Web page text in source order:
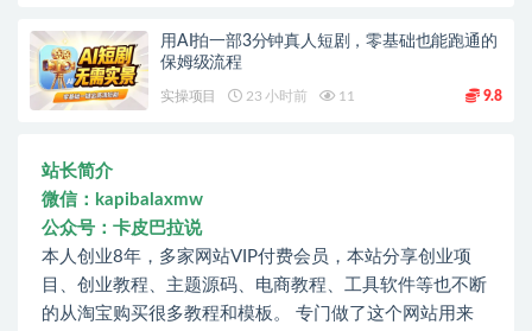
用AI拍一部3分钟真人短剧，零基础也能跑通的
保姆级流程
实操项目 23 小时前 11 9.8
站长简介
微信：kapibalaxmw
公众号：卡皮巴拉说
本人创业8年，多家网站VIP付费会员，本站分享创业项
目、创业教程、主题源码、电商教程、工具软件等也不断
的从淘宝购买很多教程和模板。 专门做了这个网站用来